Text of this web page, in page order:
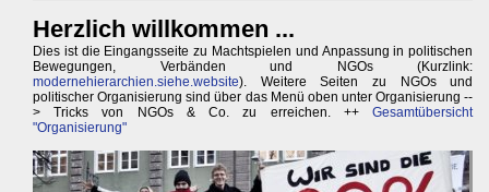
Herzlich willkommen ...
Dies ist die Eingangsseite zu Machtspielen und Anpassung in politischen
Bewegungen, Verbänden und NGOs (Kurzlink:
modernehierarchien.siehe.website). Weitere Seiten zu NGOs und
politischer Organisierung sind über das Menü oben unter Organisierung --
> Tricks von NGOs & Co. zu erreichen. ++Gesamtübersicht
"Organisierung"